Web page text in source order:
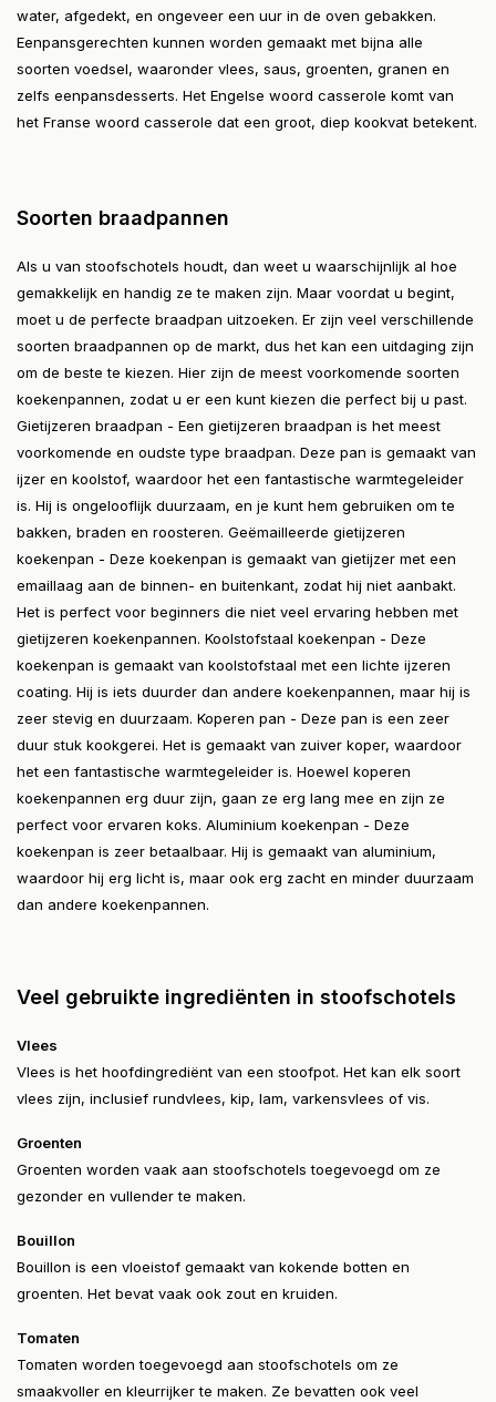
water, afgedekt, en ongeveer een uur in de oven gebakken.
Eenpansgerechten kunnen worden gemaakt met bijna alle
soorten voedsel, waaronder vlees, saus, groenten, granen en
zelfs eenpansdesserts. Het Engelse woord casserole komt van
het Franse woord casserole dat een groot, diep kookvat betekent.
Soorten braadpannen
Als u van stoofschotels houdt, dan weet u waarschijnlijk al hoe
gemakkelijk en handig ze te maken zijn. Maar voordat u begint,
moet u de perfecte braadpan uitzoeken. Er zijn veel verschillende
soorten braadpannen op de markt, dus het kan een uitdaging zijn
om de beste te kiezen. Hier zijn de meest voorkomende soorten
koekenpannen, zodat u er een kunt kiezen die perfect bij u past.
Gietijzeren braadpan - Een gietijzeren braadpan is het meest
voorkomende en oudste type braadpan. Deze pan is gemaakt van
ijzer en koolstof, waardoor het een fantastische warmtegeleider
is. Hij is ongelooflijk duurzaam, en je kunt hem gebruiken om te
bakken, braden en roosteren. Geëmailleerde gietijzeren
koekenpan - Deze koekenpan is gemaakt van gietijzer met een
emaillaag aan de binnen- en buitenkant, zodat hij niet aanbakt.
Het is perfect voor beginners die niet veel ervaring hebben met
gietijzeren koekenpannen. Koolstofstaal koekenpan - Deze
koekenpan is gemaakt van koolstofstaal met een lichte ijzeren
coating. Hij is iets duurder dan andere koekenpannen, maar hij is
zeer stevig en duurzaam. Koperen pan - Deze pan is een zeer
duur stuk kookgerei. Het is gemaakt van zuiver koper, waardoor
het een fantastische warmtegeleider is. Hoewel koperen
koekenpannen erg duur zijn, gaan ze erg lang mee en zijn ze
perfect voor ervaren koks. Aluminium koekenpan - Deze
koekenpan is zeer betaalbaar. Hij is gemaakt van aluminium,
waardoor hij erg licht is, maar ook erg zacht en minder duurzaam
dan andere koekenpannen.
Veel gebruikte ingrediënten in stoofschotels
Vlees
Vlees is het hoofdingrediënt van een stoofpot. Het kan elk soort
vlees zijn, inclusief rundvlees, kip, lam, varkensvlees of vis.
Groenten
Groenten worden vaak aan stoofschotels toegevoegd om ze
gezonder en vullender te maken.
Bouillon
Bouillon is een vloeistof gemaakt van kokende botten en
groenten. Het bevat vaak ook zout en kruiden.
Tomaten
Tomaten worden toegevoegd aan stoofschotels om ze
smaakvoller en kleurrijker te maken. Ze bevatten ook veel